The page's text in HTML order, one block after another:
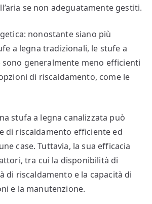
se non adeguatamente gestiti.
nonostante siano più
a legna tradizionali, le stufe a
sono generalmente meno efficienti
di riscaldamento, come le
stufa a legna canalizzata può
di riscaldamento efficiente ed
case. Tuttavia, la sua efficacia
tra cui la disponibilità di
di riscaldamento e la capacità di
e la manutenzione.